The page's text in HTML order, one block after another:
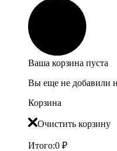
Ваша корзина пуста
Вы еще не добавили
Корзина
Очистить корзину
Итого:0 ₽